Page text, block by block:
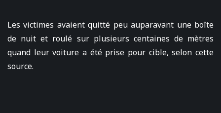
Les victimes avaient quitté peu auparavant une boîte
de nuit et roulé sur plusieurs centaines de mètres
quand leur voiture a été prise pour cible, selon cette
source.